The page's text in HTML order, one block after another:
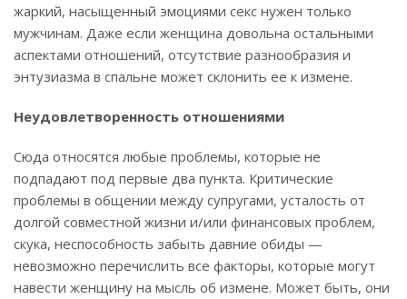
жаркий, насыщенный эмоциями секс нужен только
мужчинам. Даже если женщина довольна остальными
аспектами отношений, отсутствие разнообразия и
энтузиазма в спальне может склонить ее к измене.
Неудовлетворенность отношениями
Сюда относятся любые проблемы, которые не
подпадают под первые два пункта. Критические
проблемы в общении между супругами, усталость от
долгой совместной жизни и/или финансовых проблем,
скука, неспособность забыть давние обиды —
невозможно перечислить все факторы, которые могут
навести женщину на мысль об измене. Может быть, они